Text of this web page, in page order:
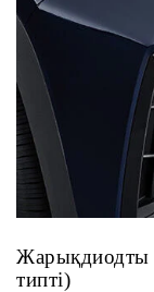
Жарықдиодты
типті)